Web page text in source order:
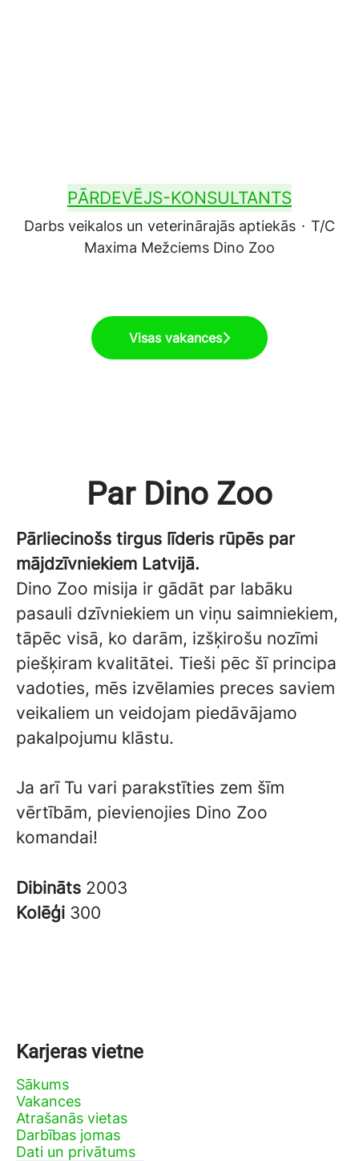
PĀRDEVĒJS-KONSULTANTS
Darbs veikalos un veterinārajās aptiekās · T/C
Maxima Mežciems Dino Zoo
Visas vakances
Par Dino Zoo
Pārliecinošs tirgus līderis rūpēs par
mājdzīvniekiem Latvijā.
Dino Zoo misija ir gādāt par labāku
pasauli dzīvniekiem un viņu saimniekiem,
tāpēc visā, ko darām, izšķirošu nozīmi
piešķiram kvalitātei. Tieši pēc šī principa
vadoties, mēs izvēlamies preces saviem
veikaliem un veidojam piedāvājamo
pakalpojumu klāstu.
Ja arī Tu vari parakstīties zem šīm
vērtībām, pievienojies Dino Zoo
komandai!
Dibināts 2003
Kolēģi 300
Karjeras vietne
Sākums
Vakances
Atrašanās vietas
Darbības jomas
Dati un privātums